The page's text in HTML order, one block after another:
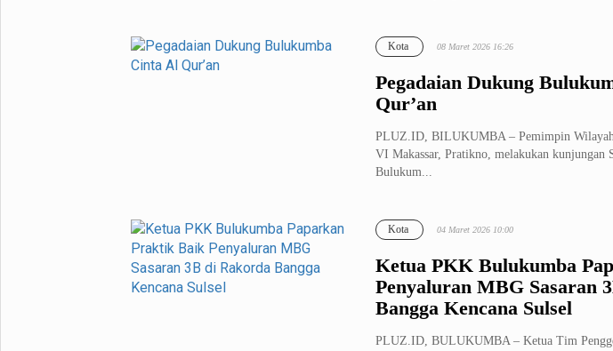
Pegadaian Dukung
Qur’an
Kota 08 Maret 2026 16:26
PLUZ.ID, BILUKUMBA – Pemimpin
VI Makassar, Pratikno, melakukan kunjungan
Bulukum...
Ketua PKK Bulukumba
Penyaluran MBG Sasaran
Bangga Kencana Sulsel
Kota 04 Maret 2026 10:00
PLUZ.ID, BULUKUMBA – Ketua Tim